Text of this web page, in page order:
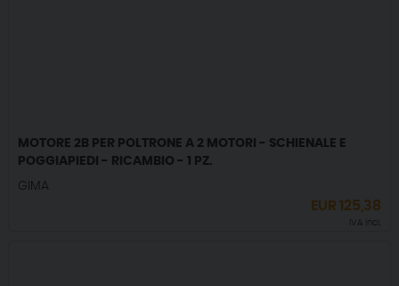
MOTORE 2B PER POLTRONE A 2 MOTORI - SCHIENALE E
POGGIAPIEDI - RICAMBIO - 1 PZ.
GIMA
EUR125,38
IVA incl.